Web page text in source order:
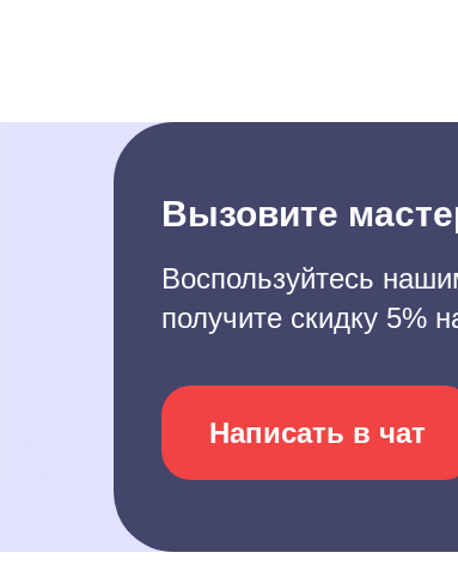
Вызовите
Воспользуйтесь
получите скидку 5%
Написать в чат